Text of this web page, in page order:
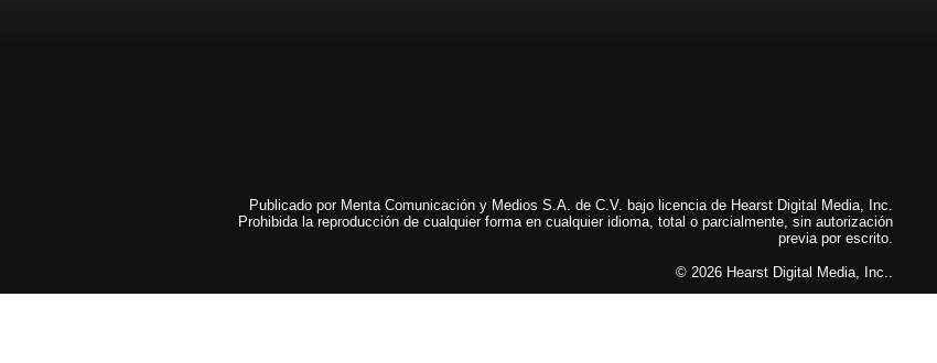
Publicado por Menta Comunicación y Medios S.A. de C.V. bajo licencia de Hearst Digital Media, Inc.
Prohibida la reproducción de cualquier forma en cualquier idioma, total o parcialmente, sin autorización
previa por escrito.
© 2026 Hearst Digital Media, Inc..